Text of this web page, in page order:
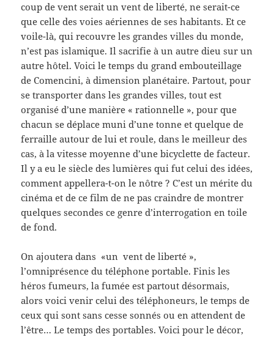
coup de vent serait un vent de liberté, ne serait-ce
que celle des voies aériennes de ses habitants. Et ce
voile-là, qui recouvre les grandes villes du monde,
n’est pas islamique. Il sacrifie à un autre dieu sur un
autre hôtel. Voici le temps du grand embouteillage
de Comencini, à dimension planétaire. Partout, pour
se transporter dans les grandes villes, tout est
organisé d’une manière « rationnelle », pour que
chacun se déplace muni d’une tonne et quelque de
ferraille autour de lui et roule, dans le meilleur des
cas, à la vitesse moyenne d’une bicyclette de facteur.
Il y a eu le siècle des lumières qui fut celui des idées,
comment appellera-t-on le nôtre ? C’est un mérite du
cinéma et de ce film de ne pas craindre de montrer
quelques secondes ce genre d’interrogation en toile
de fond.
On ajoutera dans «un vent de liberté »,
l’omniprésence du téléphone portable. Finis les
héros fumeurs, la fumée est partout désormais,
alors voici venir celui des téléphoneurs, le temps de
ceux qui sont sans cesse sonnés ou en attendent de
l’être… Le temps des portables. Voici pour le décor,